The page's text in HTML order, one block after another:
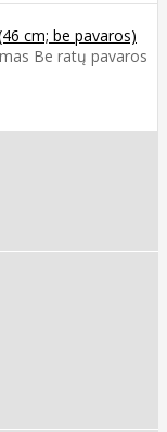
cm; be pavaros)
Be ratų pavaros